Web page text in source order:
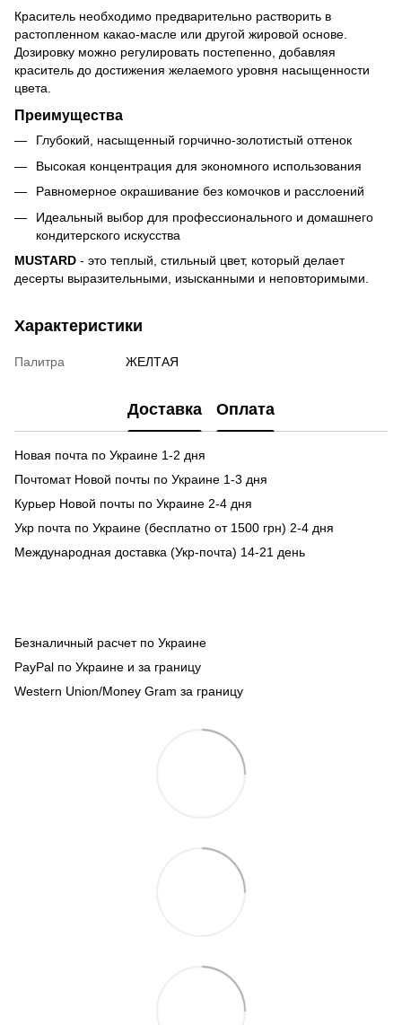
Краситель необходимо предварительно растворить в
растопленном какао-масле или другой жировой основе.
Дозировку можно регулировать постепенно, добавляя
краситель до достижения желаемого уровня насыщенности
цвета.
Преимущества
Глубокий, насыщенный горчично-золотистый оттенок
Высокая концентрация для экономного использования
Равномерное окрашивание без комочков и расслоений
Идеальный выбор для профессионального и домашнего
кондитерского искусства
MUSTARD - это теплый, стильный цвет, который делает
десерты выразительными, изысканными и неповторимыми.
Характеристики
Палитра ЖЕЛТАЯ
Доставка Оплата
Новая почта по Украине 1-2 дня
Почтомат Новой почты по Украине 1-3 дня
Курьер Новой почты по Украине 2-4 дня
Укр почта по Украине (бесплатно от 1500 грн) 2-4 дня
Международная доставка (Укр-почта) 14-21 день
Безналичный расчет по Украине
PayPal по Украине и за границу
Western Union/Money Gram за границу